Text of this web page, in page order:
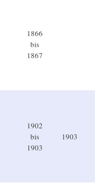
1866
bis
1867
1902
bis
1903
1903